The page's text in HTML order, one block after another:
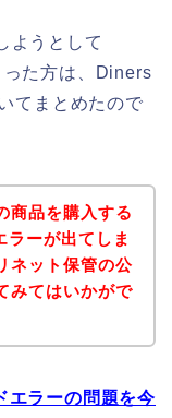
ようとして
た方は、Diners
てまとめたので
商品を購入する
ーが出てしま
ネット保管の公
みてはいかがで
ラーの問題を今